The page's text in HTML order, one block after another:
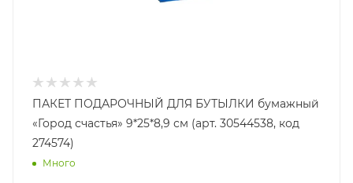
ПАКЕТ ПОДАРОЧНЫЙ ДЛЯ БУТЫЛКИ бумажный
«Город счастья» 9*25*8,9 см (арт. 30544538, код
274574)
Много